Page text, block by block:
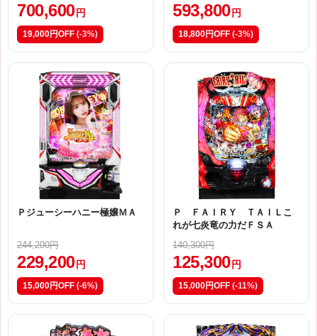
700,600 円
19,000円OFF (-3%)
593,800 円
18,800円OFF (-3%)
Ｐジューシーハニー極嬢ＭＡ
244,200円
229,200円
15,000円OFF (-6%)
Ｐ ＦＡＩＲＹ ＴＡＩＬこ
れが七炎竜の力だＦＳＡ
140,300円
125,300円
15,000円OFF (-11%)